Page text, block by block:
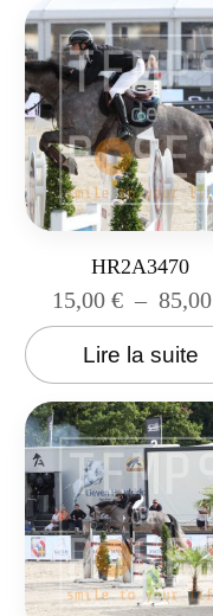
HR2A3470
15,00 € – 85,00
Lire la suite